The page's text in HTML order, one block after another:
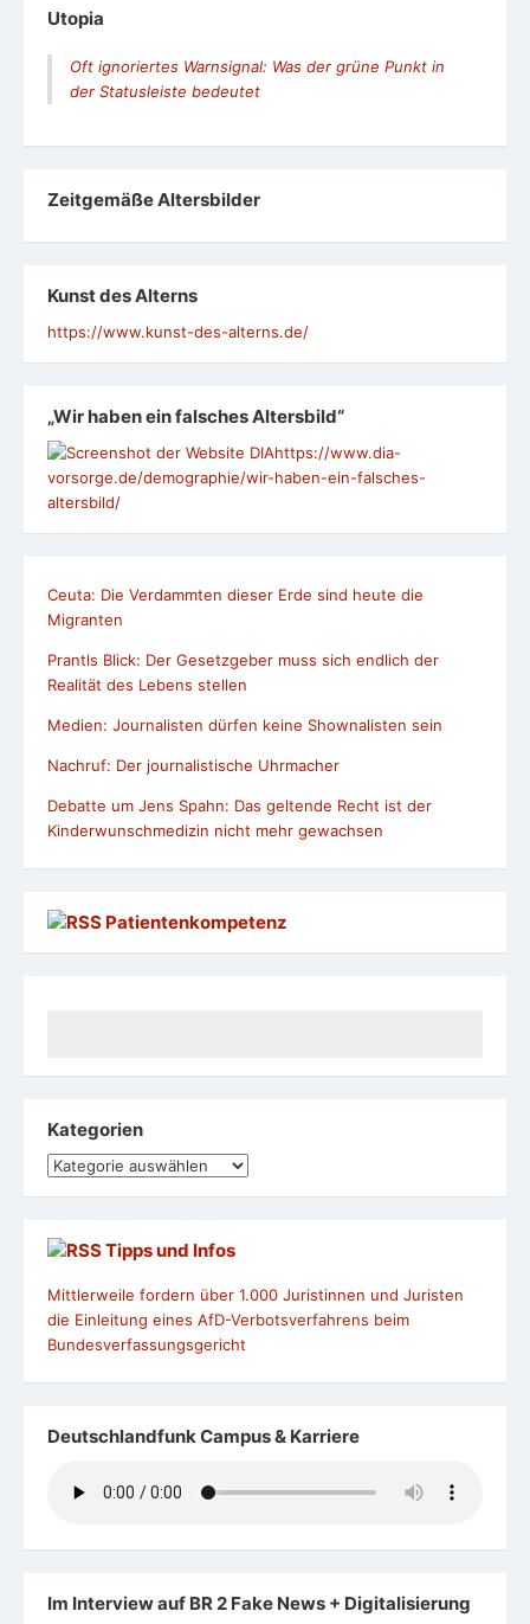
Utopia
Oft ignoriertes Warnsignal: Was der grüne Punkt in
der Statusleiste bedeutet
Zeit­ge­mäße Alters­bil­der
Kunst des Alterns
https://www.kunst-des-alterns.de/
„Wir haben ein falsches Altersbild“
https://www.dia-
vorsorge.de/demographie/wir-haben-ein-falsches-
altersbild/
Ceuta: Die Verdammten dieser Erde sind heute die
Migranten
Prantls Blick: Der Gesetzgeber muss sich endlich der
Realität des Lebens stellen
Medien: Journalisten dürfen keine Shownalisten sein
Nachruf: Der journalistische Uhrmacher
Debatte um Jens Spahn: Das geltende Recht ist der
Kinderwunschmedizin nicht mehr gewachsen
Patientenkompetenz
Kategorien
Kategorien
Tipps und Infos
Mittlerweile fordern über 1.000 Juristinnen und Juristen
die Einleitung eines AfD-Verbotsverfahrens beim
Bundesverfassungsgericht
Deutschlandfunk Campus & Karriere
Im Interview auf BR 2 Fake News + Digitalisierung